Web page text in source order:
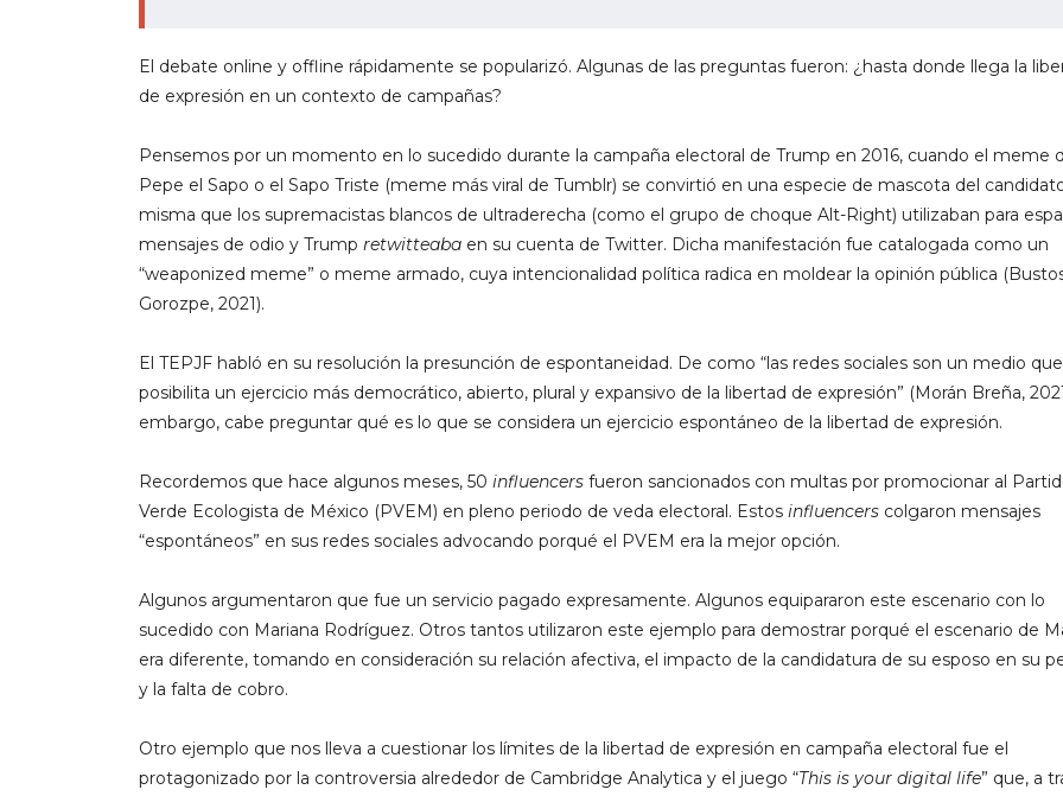
El debate online y offline rápidamente se popularizó. Algunas de las preguntas fueron: ¿hasta donde llega la
de expresión en un contexto de campañas?
Pensemos por un momento en lo sucedido durante la campaña electoral de Trump en 2016, cuando el meme
Pepe el Sapo o el Sapo Triste (meme más viral de Tumblr) se convirtió en una especie de mascota del
misma que los supremacistas blancos de ultraderecha (como el grupo de choque Alt-Right) utilizaban para
mensajes de odio y Trump retwitteaba en su cuenta de Twitter. Dicha manifestación fue catalogada como un
“weaponized meme” o meme armado, cuya intencionalidad política radica en moldear la opinión pública
Gorozpe, 2021).
El TEPJF habló en su resolución la presunción de espontaneidad. De como “las redes sociales son un medio que
posibilita un ejercicio más democrático, abierto, plural y expansivo de la libertad de expresión” (Morán Breña,
embargo, cabe preguntar qué es lo que se considera un ejercicio espontáneo de la libertad de expresión.
Recordemos que hace algunos meses, 50 influencers fueron sancionados con multas por promocionar al
Verde Ecologista de México (PVEM) en pleno periodo de veda electoral. Estos influencers colgaron mensajes
“espontáneos” en sus redes sociales advocando porqué el PVEM era la mejor opción.
Algunos argumentaron que fue un servicio pagado expresamente. Algunos equipararon este escenario con lo
sucedido con Mariana Rodríguez. Otros tantos utilizaron este ejemplo para demostrar porqué el escenario de
era diferente, tomando en consideración su relación afectiva, el impacto de la candidatura de su esposo en su
y la falta de cobro.
Otro ejemplo que nos lleva a cuestionar los límites de la libertad de expresión en campaña electoral fue el
protagonizado por la controversia alrededor de Cambridge Analytica y el juego “This is your digital life” que, a